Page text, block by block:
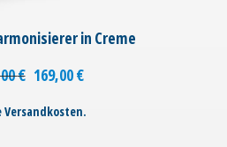
in Creme
€ 169,00€
Versandkosten.